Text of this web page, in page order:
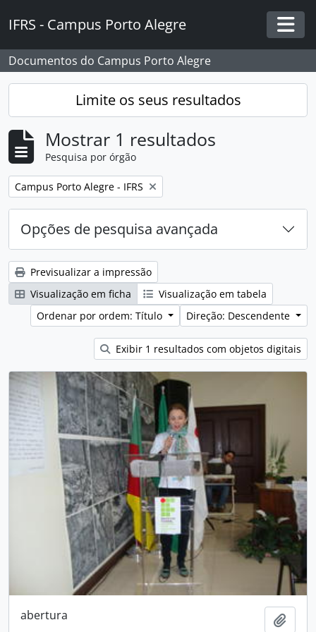
IFRS - Campus Porto Alegre
Documentos do Campus Porto Alegre
Limite os seus resultados
Mostrar 1 resultados
Pesquisa por órgão
Remover filtro:
Campus Porto Alegre - IFRS
Opções de pesquisa avançada
Previsualizar a impressão
Visualização em ficha
Visualização em tabela
Ordenar por ordem: Título
Direção: Descendente
Exibir 1 resultados com objetos digitais
abertura